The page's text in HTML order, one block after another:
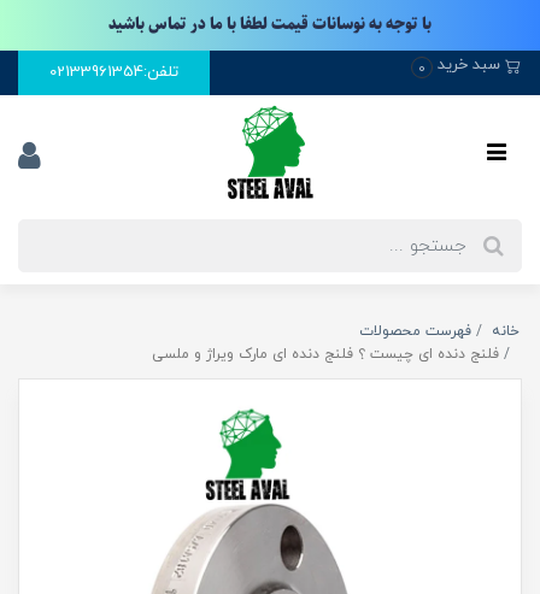
با توجه به نوسانات قیمت لطفا با ما در تماس باشید
سبد خرید 0 تلفن:02133961354
خانه
فهرست محصولات
فلنج دنده ای چیست ؟ فلنج دنده ای مارک ویراژ و ملسی